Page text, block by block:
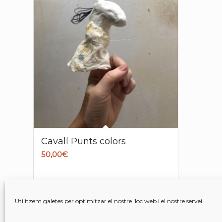
Utilitzem galetes per optimitzar el nostre lloc web i el nostre servei.
Cavall Punts colors
50,00€